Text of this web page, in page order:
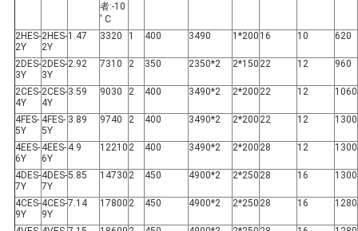
求
し
な
さ
い
地
者:-10
' C
2HES-
2Y
2HES-
2Y
1.47 3320 1 400 3490 1*200 16 10 620
2DES-
3Y
2DES-
3Y
2.92 7310 2 350 2350*2 2*15022 12 960
2CES-
4Y
2CES-
4Y
3.59 9030 2 400 3490*2 2*20022 12 1060
4FES-
5Y
4FES-
5Y
3.89 9740 2 400 3490*2 2*20022 12 1300
4EES-
6Y
4EES-
6Y
4.9 122102 400 3490*2 2*20028 12 1300
4DES-
7Y
4DES-
7Y
5.85 147302 450 4900*2 2*25028 16 1300
4CES-
9Y
4CES-
9Y
7.14 178002 450 4900*2 2*25028 16 1280